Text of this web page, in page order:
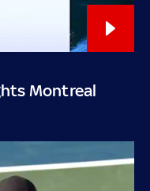
Montreal